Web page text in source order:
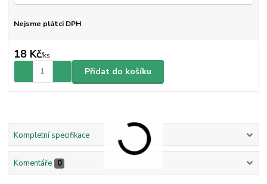
Nejsme plátci DPH
18 Kč/ks
Přidat do košíku
Kompletní specifikace
Komentáře 0